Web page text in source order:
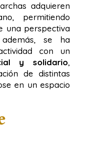
adquieren
permitiendo
una perspectiva
se ha
con un
y solidario,
de distintas
en un espacio